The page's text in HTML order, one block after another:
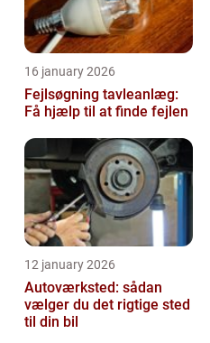
16 january 2026
Fejlsøgning tavleanlæg:
Få hjælp til at finde fejlen
12 january 2026
Autoværksted: sådan
vælger du det rigtige sted
til din bil